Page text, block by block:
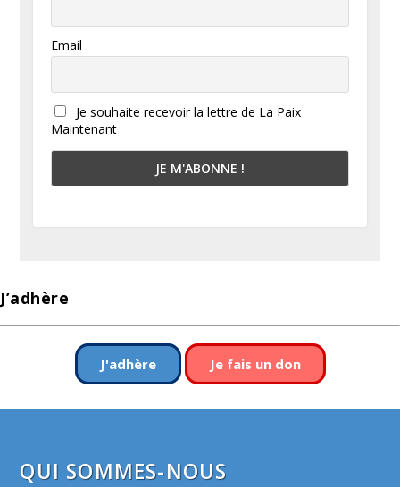
Email
Je souhaite recevoir la lettre de La Paix
Maintenant
J’adhère
J'adhère Je fais un don
QUI SOMMES-NOUS